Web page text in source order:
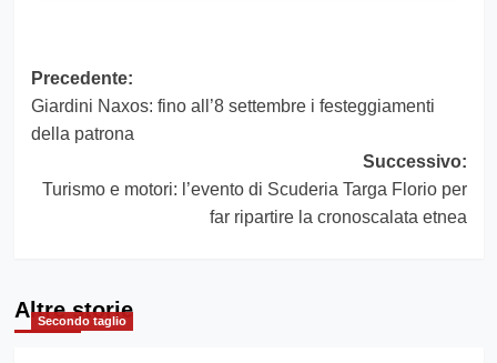
Navigazione
articolo
Precedente:
Giardini Naxos: fino all’8 settembre i festeggiamenti
della patrona
Successivo:
Turismo e motori: l’evento di Scuderia Targa Florio per
far ripartire la cronoscalata etnea
Altre storie
Secondo taglio